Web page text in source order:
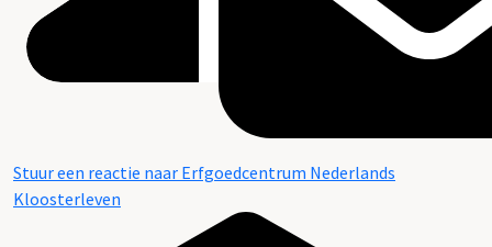
Stuur een reactie naar Erfgoedcentrum Nederlands
Kloosterleven